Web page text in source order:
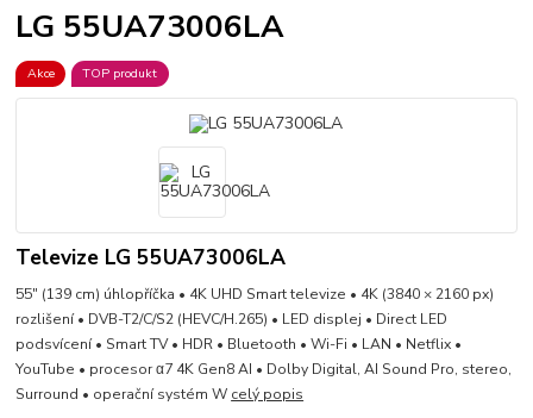
LG 55UA73006LA
Akce TOP produkt
Televize LG 55UA73006LA
55" (139 cm) úhlopříčka • 4K UHD Smart televize • 4K (3840 × 2160 px)
rozlišení • DVB-T2/C/S2 (HEVC/H.265) • LED displej • Direct LED
podsvícení • Smart TV • HDR • Bluetooth • Wi-Fi • LAN • Netflix •
YouTube • procesor α7 4K Gen8 AI • Dolby Digital, AI Sound Pro, stereo,
Surround • operační systém W celý popis